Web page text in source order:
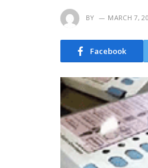
BY MARCH 7,
Facebook